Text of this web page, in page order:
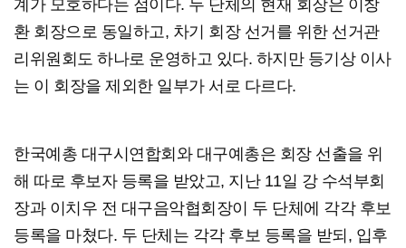
계가 모호하다는 점이다. 두 단체의 현재 회장은 이창
환 회장으로 동일하고, 차기 회장 선거를 위한 선거관
리위원회도 하나로 운영하고 있다. 하지만 등기상 이사
는 이 회장을 제외한 일부가 서로 다르다.
한국예총 대구시연합회와 대구예총은 회장 선출을 위
해 따로 후보자 등록을 받았고, 지난 11일 강 수석부회
장과 이치우 전 대구음악협회장이 두 단체에 각각 후보
등록을 마쳤다. 두 단체는 각각 후보 등록을 받되, 입후